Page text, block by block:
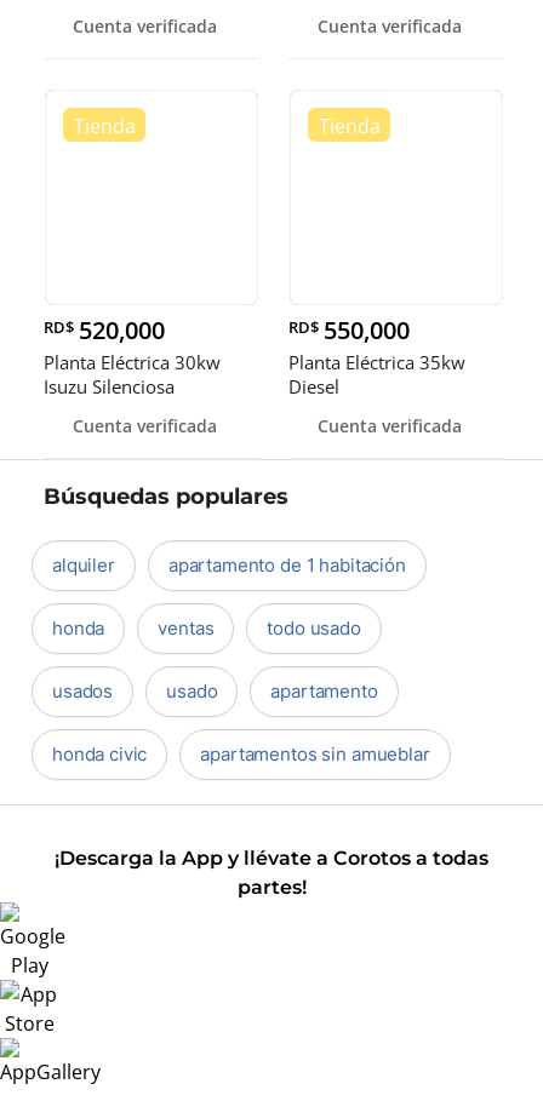
Cuenta verificada Cuenta verificada
RD$ 520,000
Planta Eléctrica 30kw
Isuzu Silenciosa
Cuenta verificada
RD$ 550,000
Planta Eléctrica 35kw
Diesel
Cuenta verificada
Búsquedas populares
alquiler apartamento de 1 habitación
honda ventas todo usado
usados usado apartamento
honda civic apartamentos sin amueblar
¡Descarga la App y llévate a Corotos a todas
partes!